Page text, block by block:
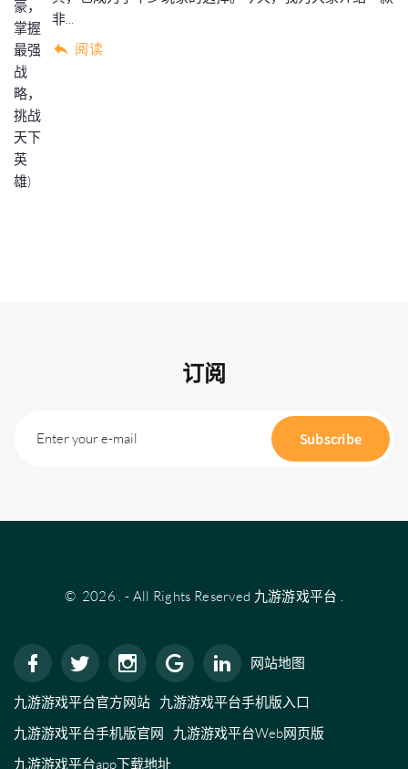
非...
阅读
订阅
Enter your e-mail Subscribe
© 2026 . - All Rights Reserved 九游游戏平台 .
网站地图
九游游戏平台官方网站 九游游戏平台手机版入口
九游游戏平台手机版官网
九游游戏平台Web网页版
九游游戏平台app下载地址